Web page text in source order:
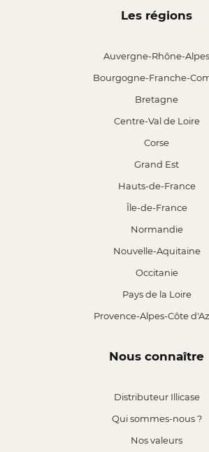
Les régions
Auvergne-Rhône-Alpes
Bourgogne-Franche-
Bretagne
Centre-Val de Loire
Corse
Grand Est
Hauts-de-France
Île-de-France
Normandie
Nouvelle-Aquitaine
Occitanie
Pays de la Loire
Provence-Alpes-Côte
Nous connaître
Distributeur Illicase
Qui sommes-nous ?
Nos valeurs